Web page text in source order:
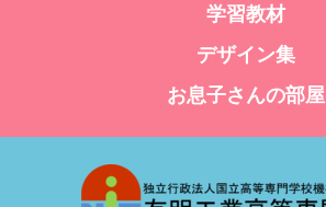
学習教材
デザイン集
お息子さんの部屋